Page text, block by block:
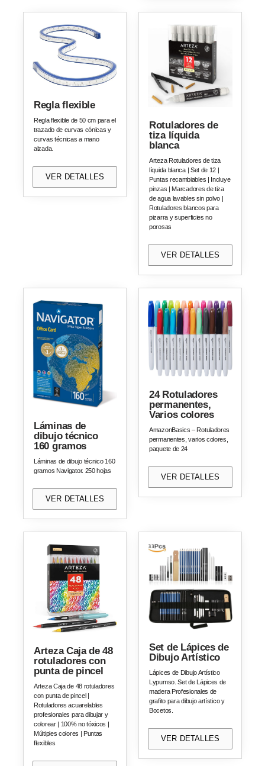
Regla flexible
Regla flexible de 50 cm para el
trazado de curvas cónicas y
curvas técnicas a mano
alzada.
VER DETALLES
Rotuladores de
tiza líquida
blanca
Arteza Rotuladores de tiza
líquida blanca | Set de 12 |
Puntas recambiables | Incluye
pinzas | Marcadores de tiza
de agua lavables sin polvo |
Rotuladores blancos para
pizarra y superficies no
porosas
VER DETALLES
Láminas de
dibujo técnico
160 gramos
Láminas de dibujo técnico 160
gramos Navigator. 250 hojas
VER DETALLES
24 Rotuladores
permanentes,
Varios colores
AmazonBasics – Rotuladores
permanentes, varios colores,
paquete de 24
VER DETALLES
Arteza Caja de 48
rotuladores con
punta de pincel
Arteza Caja de 48 rotuladores
con punta de pincel |
Rotuladores acuarelables
profesionales para dibujar y
colorear | 100% no tóxicos |
Múltiples colores | Puntas
flexibles
Set de Lápices de
Dibujo Artístico
Lápices de Dibujo Artístico
Lypumso. Set de Lápices de
madera Profesionales de
grafito para dibujo artístico y
Bocetos.
VER DETALLES